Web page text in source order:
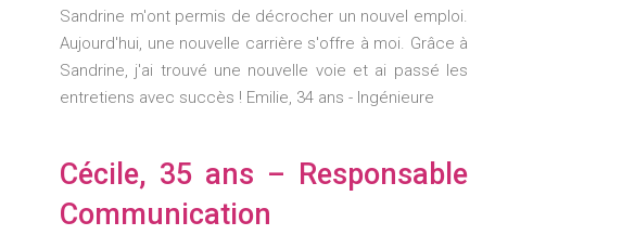
Sandrine m'ont permis de décrocher un nouvel emploi.
Aujourd'hui, une nouvelle carrière s'offre à moi. Grâce à
Sandrine, j'ai trouvé une nouvelle voie et ai passé les
entretiens avec succès ! Emilie, 34 ans - Ingénieure
Cécile, 35 ans – Responsable
Communication